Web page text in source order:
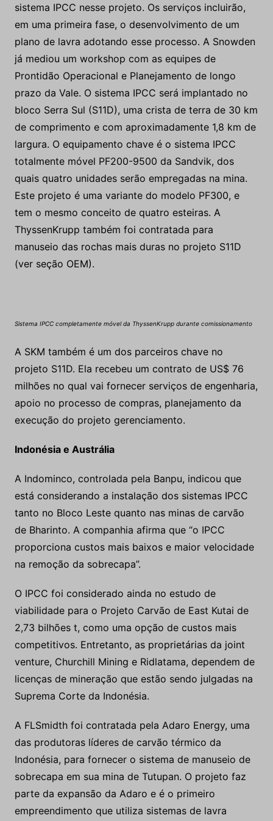
sistema IPCC nesse projeto. Os serviços incluirão,
em uma primeira fase, o desenvolvimento de um
plano de lavra adotando esse processo. A Snowden
já mediou um workshop com as equipes de
Prontidão Operacional e Planejamento de longo
prazo da Vale. O sistema IPCC será implantado no
bloco Serra Sul (S11D), uma crista de terra de 30 km
de comprimento e com aproximadamente 1,8 km de
largura. O equipamento chave é o sistema IPCC
totalmente móvel PF200-9500 da Sandvik, dos
quais quatro unidades serão empregadas na mina.
Este projeto é uma variante do modelo PF300, e
tem o mesmo conceito de quatro esteiras. A
ThyssenKrupp também foi contratada para
manuseio das rochas mais duras no projeto S11D
(ver seção OEM).
Sistema IPCC completamente móvel da ThyssenKrupp durante comissionamento
A SKM também é um dos parceiros chave no
projeto S11D. Ela recebeu um contrato de US$ 76
milhões no qual vai fornecer serviços de engenharia,
apoio no processo de compras, planejamento da
execução do projeto gerenciamento.
Indonésia e Austrália
A Indominco, controlada pela Banpu, indicou que
está considerando a instalação dos sistemas IPCC
tanto no Bloco Leste quanto nas minas de carvão
de Bharinto. A companhia afirma que “o IPCC
proporciona custos mais baixos e maior velocidade
na remoção da sobrecapa”.
O IPCC foi considerado ainda no estudo de
viabilidade para o Projeto Carvão de East Kutai de
2,73 bilhões t, como uma opção de custos mais
competitivos. Entretanto, as proprietárias da joint
venture, Churchill Mining e Ridlatama, dependem de
licenças de mineração que estão sendo julgadas na
Suprema Corte da Indonésia.
A FLSmidth foi contratada pela Adaro Energy, uma
das produtoras líderes de carvão térmico da
Indonésia, para fornecer o sistema de manuseio de
sobrecapa em sua mina de Tutupan. O projeto faz
parte da expansão da Adaro e é o primeiro
empreendimento que utiliza sistemas de lavra